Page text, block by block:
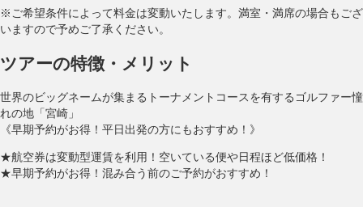
※ご希望条件によって料金は変動いたします。満室・満席の場合もござ
いますので予めご了承ください。
ツアーの特徴・メリット
世界のビッグネームが集まるトーナメントコースを有するゴルファー憧
れの地「宮崎」
《早期予約がお得！平日出発の方にもおすすめ！》
★航空券は変動型運賃を利用！空いている便や日程ほど低価格！
★早期予約がお得！混み合う前のご予約がおすすめ！